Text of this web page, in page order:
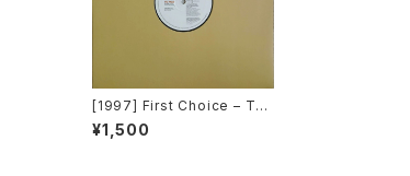
[1997] First Choice – The
Player (The Mousse T /
Boris Dlugosch Mixes)
¥1,500